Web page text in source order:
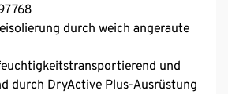
durch weich angeraute
und
durch DryActive Plus-Ausrüstung